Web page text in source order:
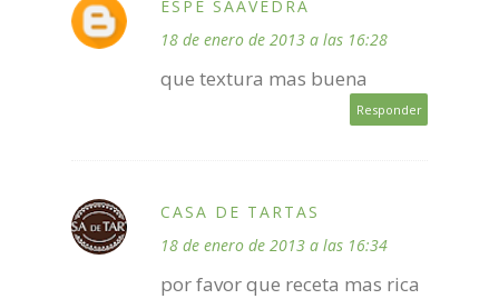
ESPE SAAVEDRA
18 de enero de 2013 a las 16:28
que textura mas buena
Responder
CASA DE TARTAS
18 de enero de 2013 a las 16:34
por favor que receta mas rica